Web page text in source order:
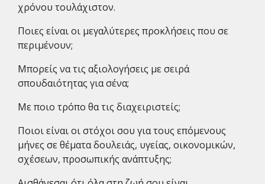
χρόνου τουλάχιστον.
Ποιες είναι οι μεγαλύτερες προκλήσεις που σε
περιμένουν;
Μπορείς να τις αξιολογήσεις με σειρά
σπουδαιότητας για σένα;
Με ποιο τρόπο θα τις διαχειριστείς;
Ποιοι είναι οι στόχοι σου για τους επόμενους
μήνες σε θέματα δουλειάς, υγείας, οικονομικών,
σχέσεων, προσωπικής ανάπτυξης;